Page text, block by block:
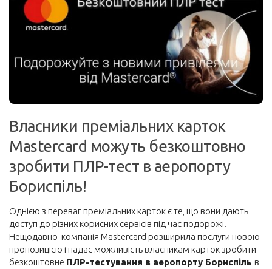
Корисне
Інше
Блоги мандрівників
Новини
Автобуси
Поїзди
Порадник
Про сайт
Забронювати
Авіаквитки на будь-який напрямок
Авіаквитки лоукостів
Власники преміальних карток
Mastercard можуть безкоштовно
зробити ПЛР-тест в аеропорту
Бориспіль!
Однією з переваг преміальних карток є те, що вони дають
доступ до різних корисних сервісів під час подорожі.
Нещодавно компанія Mastercard розширила послуги новою
пропозицією і надає можливість власникам карток зробити
безкоштовне ПЛР-тестування в аеропорту Бориспіль в